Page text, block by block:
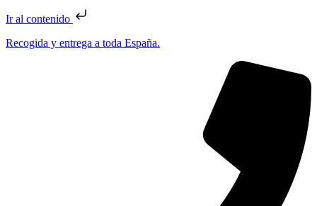
Ir al contenido
Recogida y entrega a toda España.